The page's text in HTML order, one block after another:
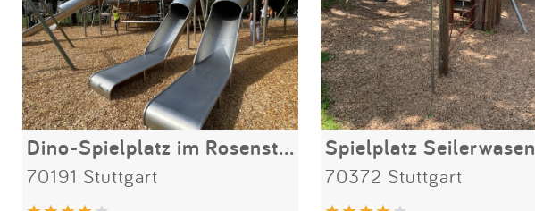
Dino-Spielplatz im Rosensteinpark
70191 Stuttgart
Spielplatz Seilerwasen
70372 Stuttgart